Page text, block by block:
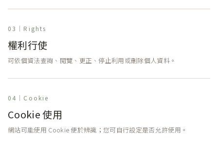
03｜Rights
權利行使
可依個資法查詢、閱覽、更正、停止利用或刪除個人資料。
04｜Cookie
Cookie 使用
網站可能使用 Cookie 便於辨識；您可自行設定是否允許使用。